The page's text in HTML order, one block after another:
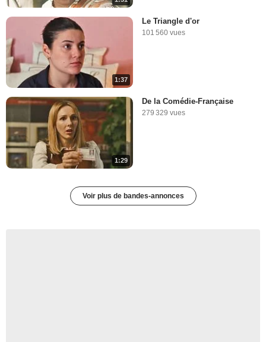
1:37
Le Triangle d'or
101 560 vues
1:29
De la Comédie-Française
279 329 vues
Voir plus de bandes-annonces